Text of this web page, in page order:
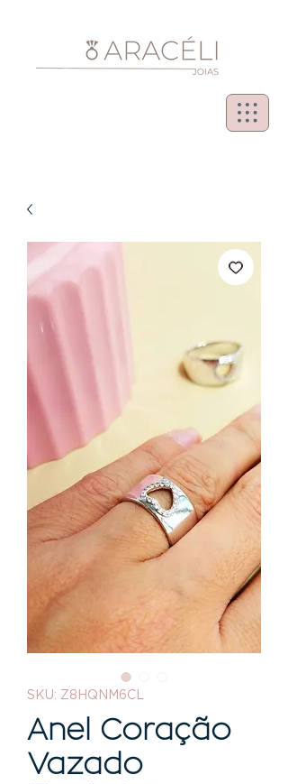
SKU: Z8HQNM6CL
Anel Coração
Vazado